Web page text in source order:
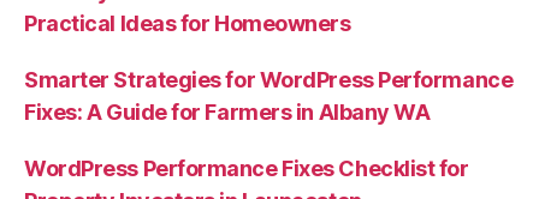
Practical Ideas for Homeowners
Smarter Strategies for WordPress Performance
Fixes: A Guide for Farmers in Albany WA
WordPress Performance Fixes Checklist for